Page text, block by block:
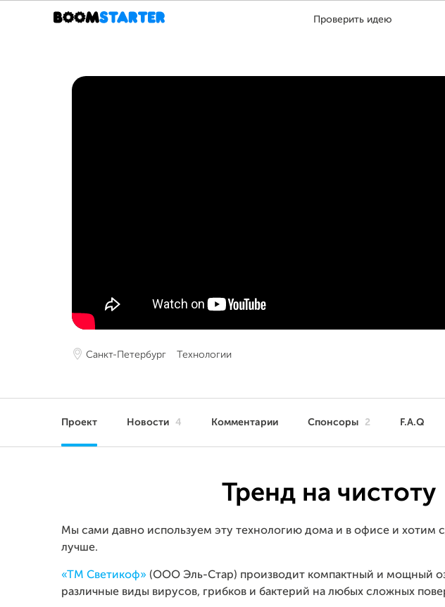
Проверить идею
Санкт-Петербург Технологии
Проект Новости 4 Комментарии Спонсоры 2 F.A.Q
Тренд на чистоту
Мы сами давно используем эту технологию дома и в офисе и хотим
лучше.
«ТМ Светикоф» (ООО Эль-Стар) производит компактный и мощный
различные виды вирусов, грибков и бактерий на любых сложных